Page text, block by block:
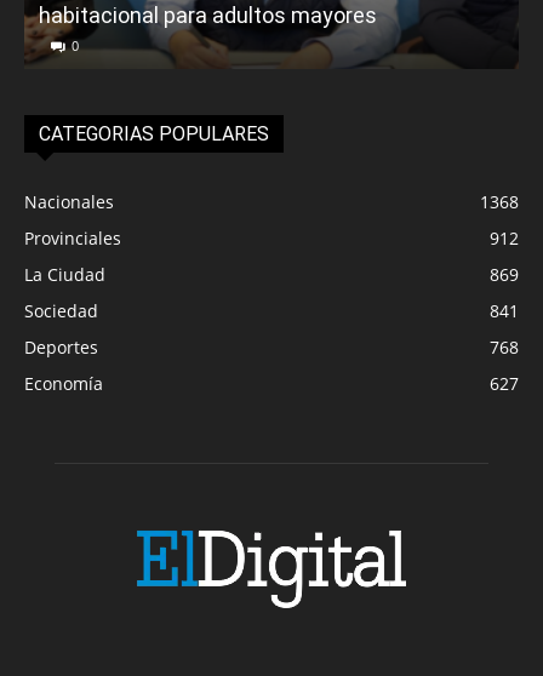
habitacional para adultos mayores
0
CATEGORIAS POPULARES
Nacionales
1368
Provinciales
912
La Ciudad
869
Sociedad
841
Deportes
768
Economía
627